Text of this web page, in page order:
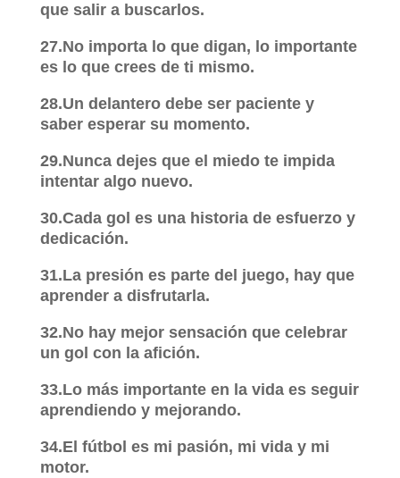
que salir a buscarlos.
27.No importa lo que digan, lo importante
es lo que crees de ti mismo.
28.Un delantero debe ser paciente y
saber esperar su momento.
29.Nunca dejes que el miedo te impida
intentar algo nuevo.
30.Cada gol es una historia de esfuerzo y
dedicación.
31.La presión es parte del juego, hay que
aprender a disfrutarla.
32.No hay mejor sensación que celebrar
un gol con la afición.
33.Lo más importante en la vida es seguir
aprendiendo y mejorando.
34.El fútbol es mi pasión, mi vida y mi
motor.